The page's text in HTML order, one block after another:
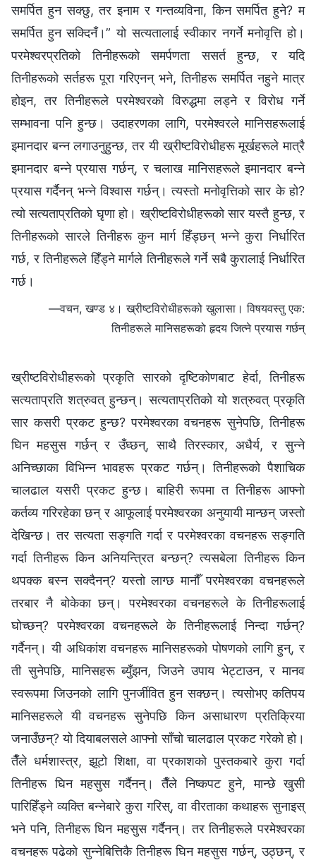
समर्पित हुन सक्छु, तर इनाम र गन्तव्यविना, किन समर्पित हुने? म
समर्पित हुन सक्दिनँ।” यो सत्यतालाई स्वीकार नगर्ने मनोवृत्ति हो।
परमेश्‍वरप्रतिको तिनीहरूको समर्पणता ससर्त हुन्छ, र यदि
तिनीहरूको सर्तहरू पूरा गरिएनन् भने, तिनीहरू समर्पित नहुने मात्र
होइन, तर तिनीहरूले परमेश्‍वरको विरुद्धमा लड्ने र विरोध गर्ने
सम्भावना पनि हुन्छ। उदाहरणका लागि, परमेश्‍वरले मानिसहरूलाई
इमानदार बन्‍न लगाउनुहुन्छ, तर यी ख्रीष्टविरोधीहरू मूर्खहरूले मात्रै
इमानदार बन्‍ने प्रयास गर्छन्, र चलाख मानिसहरूले इमानदार बन्‍ने
प्रयास गर्दैनन् भन्‍ने विश्‍वास गर्छन्। त्यस्तो मनोवृत्तिको सार के हो?
त्यो सत्यताप्रतिको घृणा हो। ख्रीष्टविरोधीहरूको सार यस्तै हुन्छ, र
तिनीहरूको सारले तिनीहरू कुन मार्ग हिँड्छन् भन्‍ने कुरा निर्धारित
गर्छ, र तिनीहरूले हिँड्ने मार्गले तिनीहरूले गर्ने सबै कुरालाई निर्धारित
गर्छ।
—वचन, खण्ड ४। ख्रीष्टविरोधीहरूको खुलासा। विषयवस्तु एक:
तिनीहरूले मानिसहरूको हृदय जित्ने प्रयास गर्छन्
ख्रीष्टविरोधीहरूको प्रकृति सारको दृष्टिकोणबाट हेर्दा, तिनीहरू
सत्यताप्रति शत्रुवत् हुन्छन्। सत्यताप्रतिको यो शत्रुवत् प्रकृति
सार कसरी प्रकट हुन्छ? परमेश्‍वरका वचनहरू सुनेपछि, तिनीहरू
घिन महसुस गर्छन् र उँघ्छन्, साथै तिरस्कार, अधैर्य, र सुन्‍ने
अनिच्छाका विभिन्‍न भावहरू प्रकट गर्छन्। तिनीहरूको पैशाचिक
चालढाल यसरी प्रकट हुन्छ। बाहिरी रूपमा त तिनीहरू आफ्नो
कर्तव्य गरिरहेका छन् र आफूलाई परमेश्‍वरका अनुयायी मान्छन् जस्तो
देखिन्छ। तर सत्यता सङ्गति गर्दा र परमेश्‍वरका वचनहरू सङ्गति
गर्दा तिनीहरू किन अनियन्त्रित बन्छन्? त्यसबेला तिनीहरू किन
थपक्क बस्न सक्दैनन्? यस्तो लाग्छ मानौँ परमेश्‍वरका वचनहरूले
तरबार नै बोकेका छन्। परमेश्‍वरका वचनहरूले के तिनीहरूलाई
घोच्छन्? परमेश्‍वरका वचनहरूले के तिनीहरूलाई निन्दा गर्छन्?
गर्दैनन्। यी अधिकांश वचनहरू मानिसहरूको पोषणको लागि हुन्, र
ती सुनेपछि, मानिसहरू ब्युँझन, जिउने उपाय भेट्टाउन, र मानव
स्वरूपमा जिउनको लागि पुनर्जीवित हुन सक्छन्। त्यसोभए कतिपय
मानिसहरूले यी वचनहरू सुनेपछि किन असाधारण प्रतिक्रिया
जनाउँछन्? यो दियाबलसले आफ्नो साँचो चालढाल प्रकट गरेको हो।
तैँले धर्मशास्‍त्र, झूटो शिक्षा, वा प्रकाशको पुस्तकबारे कुरा गर्दा
तिनीहरू घिन महसुस गर्दैनन्। तैँले निष्कपट हुने, मान्छे खुसी
पारिहिँड्ने व्यक्ति बन्‍नेबारे कुरा गरिस्, वा वीरताका कथाहरू सुनाइस्
भने पनि, तिनीहरू घिन महसुस गर्दैनन्। तर तिनीहरूले परमेश्‍वरका
वचनहरू पढेको सुन्‍नेबित्तिकै तिनीहरू घिन महसुस गर्छन्, उठ्छन्, र